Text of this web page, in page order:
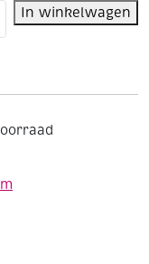
In winkelwagen